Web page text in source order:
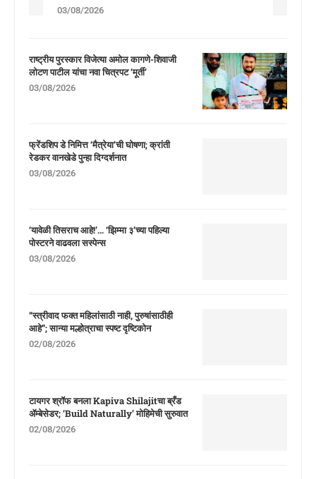
03/08/2026
राष्ट्रीय पुरस्कार विजेत्या अमोल कागणे-शिवाजी
लोटण पाटील यांचा नवा चित्रपट ‘मूर्ती’
03/08/2026
फ्रेंडशिप डे निमित्त ‘मैत्रेया’ची घोषणा; क्रांती
रेडकर वानखेडे पुन्हा दिग्दर्शनात
03/08/2026
‘यावेळी तिसराच आहे!’… ‘झिम्मा ३’च्या पहिल्या
पोस्टरने वाढवला सस्पेन्स
03/08/2026
“स्त्रीवाद फक्त महिलांसाठी नाही, पुरुषांसाठीही
आहे”; सान्या मल्होत्राचा स्पष्ट दृष्टिकोन
02/08/2026
टायगर श्रॉफ बनला Kapiva Shilajitचा ब्रँड
ॲम्बेसेडर; ‘Build Naturally’ मोहिमेची सुरुवात
02/08/2026